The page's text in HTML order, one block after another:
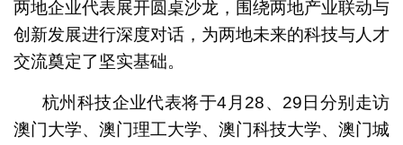
两地企业代表展开圆桌沙龙，围绕两地产业联动与
创新发展进行深度对话，为两地未来的科技与人才
交流奠定了坚实基础。
杭州科技企业代表将于4月28、29日分别走访
澳门大学、澳门理工大学、澳门科技大学、澳门城